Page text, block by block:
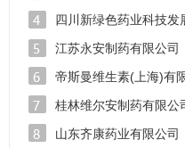
四川新绿色药业科技发
江苏永安制药有限公司
帝斯曼维生素(上海)有
桂林维尔安制药有限公
山东齐康药业有限公司